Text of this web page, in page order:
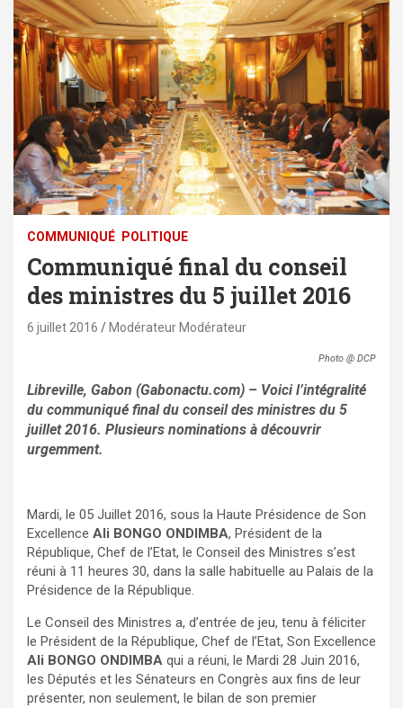
COMMUNIQUÉ POLITIQUE
Communiqué final du conseil
des ministres du 5 juillet 2016
6 juillet 2016 Modérateur Modérateur
Photo @ DCP
Libreville, Gabon (Gabonactu.com) – Voici l’intégralité
du communiqué final du conseil des ministres du 5
juillet 2016. Plusieurs nominations à découvrir
urgemment.
Mardi, le 05 Juillet 2016, sous la Haute Présidence de Son
Excellence Ali BONGO ONDIMBA, Président de la
République, Chef de l’Etat, le Conseil des Ministres s’est
réuni à 11 heures 30, dans la salle habituelle au Palais de la
Présidence de la République.
Le Conseil des Ministres a, d’entrée de jeu, tenu à féliciter
le Président de la République, Chef de l’Etat, Son Excellence
Ali BONGO ONDIMBA qui a réuni, le Mardi 28 Juin 2016,
les Députés et les Sénateurs en Congrès aux fins de leur
présenter, non seulement, le bilan de son premier